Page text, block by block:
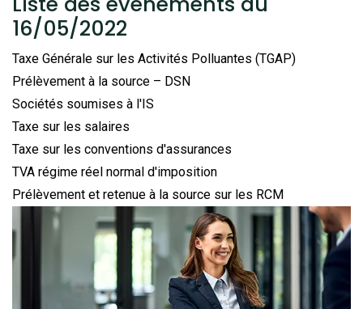
16/05/2022
Taxe Générale sur les Activités Polluantes (TGAP)
Prélèvement à la source – DSN
Sociétés soumises à l'IS
Taxe sur les salaires
Taxe sur les conventions d'assurances
TVA régime réel normal d'imposition
Prélèvement et retenue à la source sur les RCM